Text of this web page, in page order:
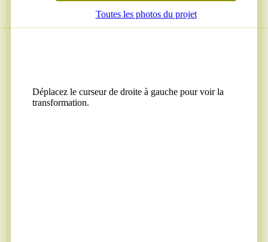
Toutes les photos du projet
Déplacez le curseur de droite à gauche pour voir la
transformation.